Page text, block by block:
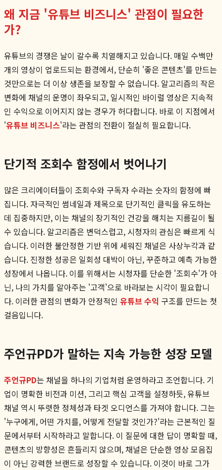
왜 지금 '유튜브 비즈니스' 관점이 필요한
가?
유튜브의 경쟁은 날이 갈수록 치열해지고 있습니다. 매일 수백만
개의 영상이 업로드되는 환경에서, 단순히 '좋은 콘텐츠'를 만드는
것만으로는 더 이상 생존을 보장할 수 없습니다. 알고리즘의 작은
변화에 채널의 운명이 좌우되고, 일시적인 바이럴 영상은 지속적
인 수익으로 이어지지 않는 경우가 허다합니다. 바로 이 지점에서
'유튜브 비즈니스'라는 관점의 전환이 절실히 필요합니다.
단기적 조회수 함정에서 벗어나기
많은 크리에이터들이 조회수와 구독자 수라는 숫자의 함정에 빠
집니다. 자극적인 썸네일과 제목으로 단기적인 클릭을 유도하는
데 집중하지만, 이는 채널의 장기적인 건강을 해치는 지름길이 될
수 있습니다. 알고리즘은 변덕스럽고, 시청자의 관심은 빠르게 식
습니다. 이러한 불안정한 기반 위에 세워진 채널은 사상누각과 같
습니다. 진정한 성공은 일회성 대박이 아닌, 꾸준하고 예측 가능한
성장에서 나옵니다. 이를 위해서는 시청자를 단순한 '조회수'가 아
닌, 나의 가치를 알아주는 '고객'으로 바라보는 시각이 필요합니
다. 이러한 관점의 변화가 안정적인 유튜브 수익 구조를 만드는 첫
걸음입니다.
주언규PD가 말하는 지속 가능한 성장 모델
주언규PD는 채널을 하나의 기업처럼 운영하라고 조언합니다. 기
업이 명확한 비전과 미션, 그리고 핵심 고객을 설정하듯, 유튜브
채널 역시 뚜렷한 정체성과 타겟 오디언스를 가져야 합니다. 그는
'누구에게, 어떤 가치를, 어떻게 전달할 것인가?'라는 근본적인 질
문에서부터 시작하라고 말합니다. 이 질문에 대한 답이 명확할 때,
콘텐츠의 방향성은 흔들리지 않으며, 채널은 단순한 영상 모음집
이 아닌 강력한 브랜드로 성장할 수 있습니다. 이것이 바로 그가